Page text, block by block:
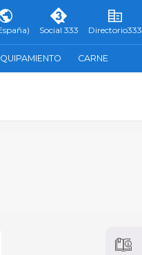
Social 333 Directorio333
CARNE